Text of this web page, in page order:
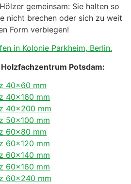
gemeinsam: Sie halten so
nicht brechen oder sich zu weit
Form verbiegen!
in Kolonie Parkheim, Berlin.
Potsdam:
40×60 mm
40×160 mm
40×200 mm
50×100 mm
60×80 mm
60×120 mm
60×140 mm
60×160 mm
60×240 mm